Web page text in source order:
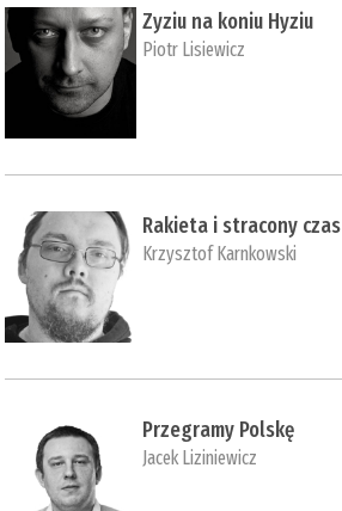
Zyziu na koniu Hyziu
Piotr Lisiewicz
Rakieta i stracony czas
Krzysztof Karnkowski
Przegramy Polskę
Jacek Liziniewicz